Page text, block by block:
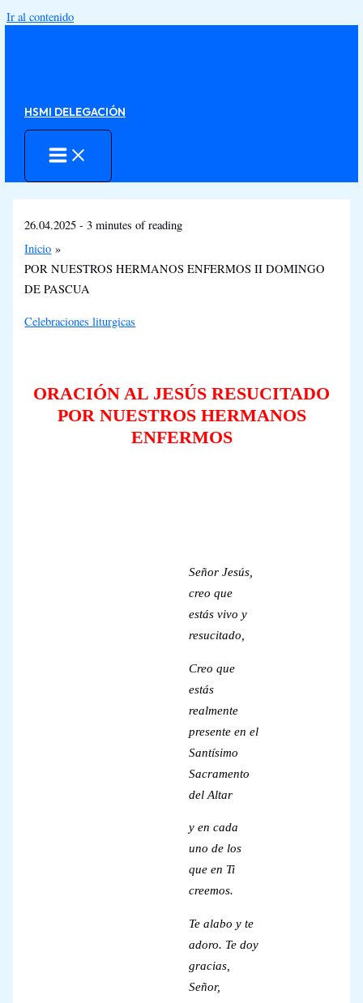
Ir al contenido
HSMI DELEGACIÓN
26.04.2025-3 minutes of reading
Inicio
POR NUESTROS HERMANOS ENFERMOS II DOMINGO
DE PASCUA
Celebraciones liturgicas
ORACIÓN AL JESÚS RESUCITADO
POR NUESTROS HERMANOS
ENFERMOS
Señor Jesús,
creo que
estás vivo y
resucitado,
Creo que
estás
realmente
presente en el
Santísimo
Sacramento
del Altar
y en cada
uno de los
que en Ti
creemos.
Te alabo y te
adoro. Te doy
gracias,
Señor,